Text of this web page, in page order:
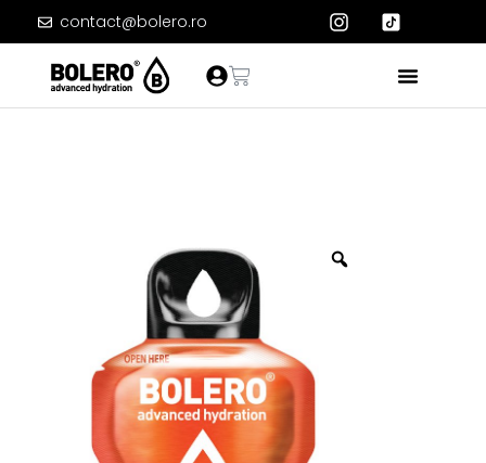
contact@bolero.ro